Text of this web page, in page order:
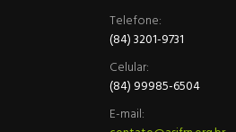
Telefone:
(84) 3201-9731
Celular:
(84) 99985-6504
E-mail: